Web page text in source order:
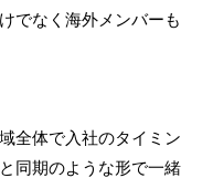
でなく海外メンバーも
全体で入社のタイミン
同期のような形で一緒